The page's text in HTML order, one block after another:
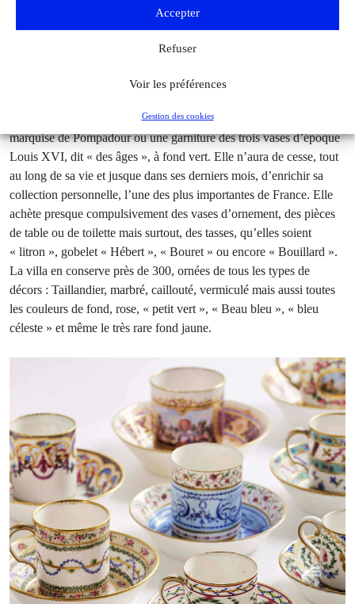
Accepter
Refuser
Voir les préférences
Gestion des cookies
Rothschild est animée par la passion de la collection. Entourée
d’antiquaires comme Stettiner ou Vandermeersch, ses premiers
porcelaine, un domaine de prédilection du collectionnisme familial.
Vincennes et de Sèvres, le vase Urne antique des collections de la
marquise de Pompadour ou une garniture des trois vases d’époque
Louis XVI, dit « des âges », à fond vert. Elle n’aura de cesse, tout
au long de sa vie et jusque dans ses derniers mois, d’enrichir sa
collection personnelle, l’une des plus importantes de France. Elle
achète presque compulsivement des vases d’ornement, des pièces
de table ou de toilette mais surtout, des tasses, qu’elles soient
« litron », gobelet « Hébert », « Bouret » ou encore « Bouillard ».
La villa en conserve près de 300, ornées de tous les types de
décors : Taillandier, marbré, caillouté, vermiculé mais aussi toutes
les couleurs de fond, rose, « petit vert », « Beau bleu », « bleu
céleste » et même le très rare fond jaune.